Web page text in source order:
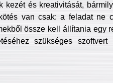
és kreativitását,
van csak: a feladat ne
össze kell állítania egy
szükséges